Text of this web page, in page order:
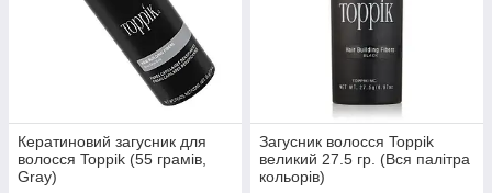
Кератиновий загусник для
волосся Toppik (55 грамів,
Gray)
Загусник волосся Toppik
великий 27.5 гр. (Вся палітра
кольорів)